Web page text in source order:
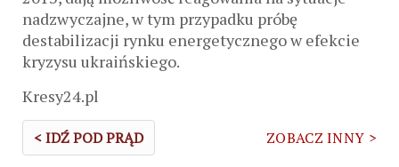
nadzwyczajne, w tym przypadku próbę
destabilizacji rynku energetycznego w efekcie
kryzysu ukraińskiego.
Kresy24.pl
< IDŹ POD PRĄD ZOBACZ INNY >